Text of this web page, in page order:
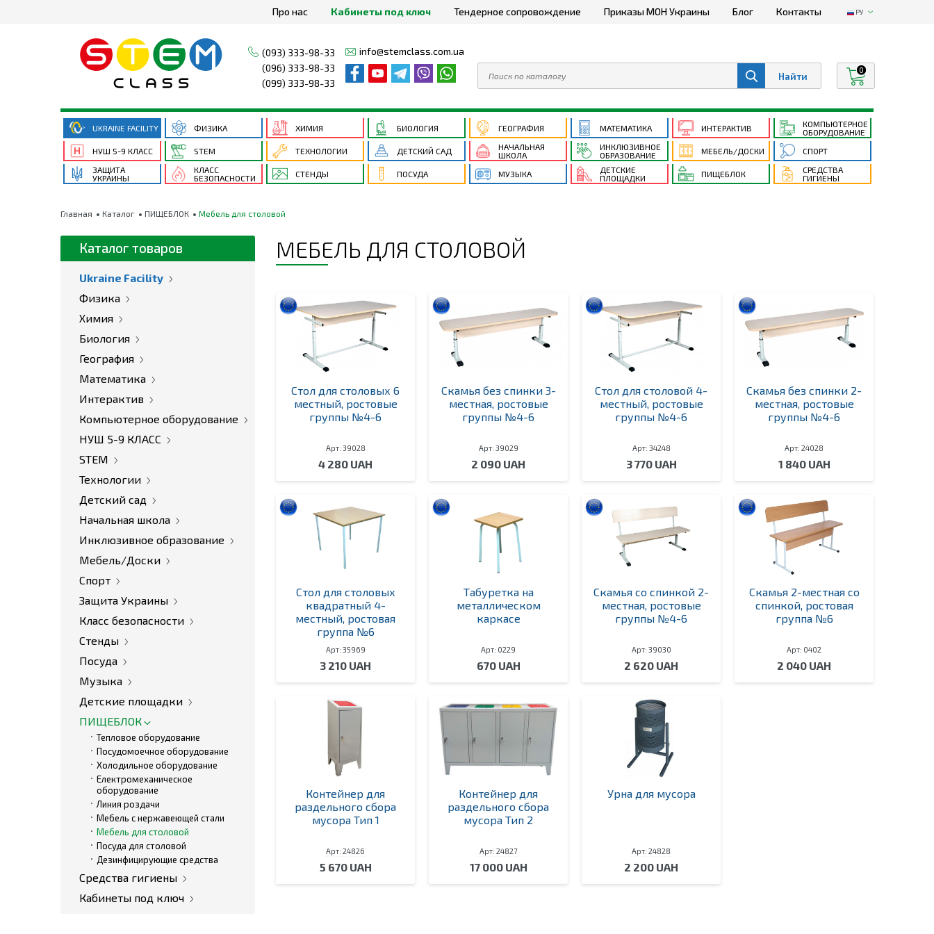
Про нас Кабинеты под ключ Тендерное сопровождение Приказы МОН Украины Блог Контакты РУ
(093) 333-98-33
(096) 333-98-33
(099) 333-98-33
info@stemclass.com.ua
0
UKRAINE FACILITY ФИЗИКА ХИМИЯ БИОЛОГИЯ ГЕОГРАФИЯ МАТЕМАТИКА ИНТЕРАКТИВ
КОМПЬЮТЕРНОЕ
ОБОРУДОВАНИЕ
НУШ 5-9 КЛАСС
STEM ТЕХНОЛОГИИ ДЕТСКИЙ САД
НАЧАЛЬНАЯ
ШКОЛА
ИНКЛЮЗИВНОЕ
ОБРАЗОВАНИЕ
МЕБЕЛЬ/ДОСКИ
СПОРТ
ЗАЩИТА
УКРАИНЫ
КЛАСС
БЕЗОПАСНОСТИ
СТЕНДЫ ПОСУДА МУЗЫКА
ДЕТСКИЕ
ПЛОЩАДКИ
ПИЩЕБЛОК
СРЕДСТВА
ГИГИЕНЫ
Главная Каталог ПИЩЕБЛОК Мебель для столовой
Каталог товаров
Ukraine Facility
Физика
Химия
Биология
География
Математика
Интерактив
Компьютерное оборудование
НУШ 5-9 КЛАСС
STEM
Технологии
Детский сад
Начальная школа
Инклюзивное образование
Мебель/Доски
Спорт
Защита Украины
Класс безопасности
Стенды
Посуда
Музыка
Детские площадки
ПИЩЕБЛОК
Тепловое оборудование
Посудомоечное оборудование
Холодильное оборудование
Електромеханическое
оборудование
Линия роздачи
Мебель с нержавеющей стали
Мебель для столовой
Посуда для столовой
Дезинфицирующие средства
Средства гигиены
Кабинеты под ключ
МЕБЕЛЬ ДЛЯ СТОЛОВОЙ
Стол для столовых 6
местный, ростовые
группы №4-6
Арт: 39028
4 280 UAH
Скамья без спинки 3-
местная, ростовые
группы №4-6
Арт: 39029
2 090 UAH
Стол для столовой 4-
местный, ростовые
группы №4-6
Арт: 34248
3 770 UAH
Скамья без спинки 2-
местная, ростовые
группы №4-6
Арт: 24028
1 840 UAH
Стол для столовых
квадратный 4-
местный, ростовая
группа №6
Арт: 35969
3 210 UAH
Табуретка на
металлическом
каркасе
Арт: 0229
670 UAH
Скамья со спинкой 2-
местная, ростовые
группы №4-6
Арт: 39030
2 620 UAH
Скамья 2-местная со
спинкой, ростовая
группа №6
Арт: 0402
2 040 UAH
Контейнер для
раздельного сбора
мусора Тип 1
Арт: 24826
5 670 UAH
Контейнер для
раздельного сбора
мусора Тип 2
Арт: 24827
17 000 UAH
Урна для мусора
Арт: 24828
2 200 UAH